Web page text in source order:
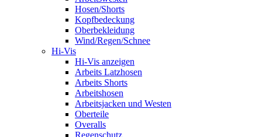
Hosen/Shorts
Kopfbedeckung
Oberbekleidung
Wind/Regen/Schnee
Hi-Vis
Hi-Vis anzeigen
Arbeits Latzhosen
Arbeits Shorts
Arbeitshosen
Arbeitsjacken und Westen
Oberteile
Overalls
Regenschutz